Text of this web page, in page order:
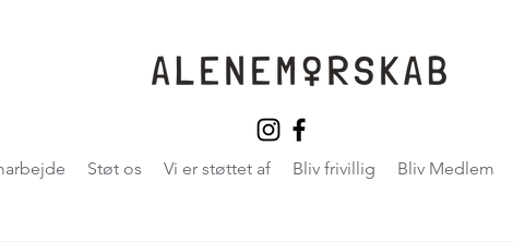
Støt os Vi er støttet af Bliv frivillig Bliv Medlem